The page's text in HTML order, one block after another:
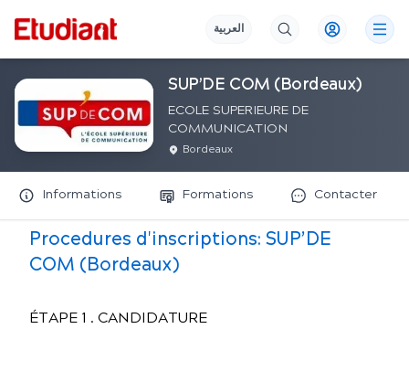
العربية
SUP’DE COM (Bordeaux)
ECOLE SUPERIEURE DE
COMMUNICATION
Bordeaux
Informations Formations Contacter
Procedures d'inscriptions: SUP’DE
COM (Bordeaux)
ÉTAPE 1 . CANDIDATURE